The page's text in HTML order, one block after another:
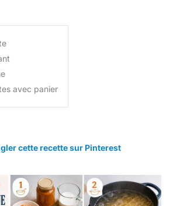
avec panier
cette recette sur Pinterest